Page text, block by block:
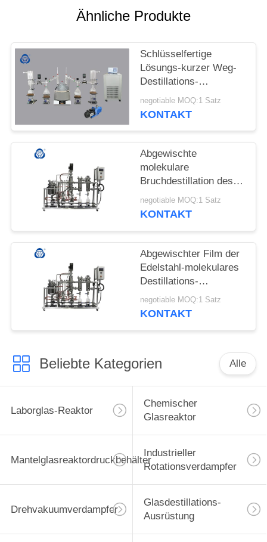
DATENSCHUTZRICHTLINIE
Ähnliche Produkte
Schlüsselfertige
Lösungs-kurzer Weg-
Destillations-
Ausrüstungs-
Kräuterextraktions-
negotiable MOQ:1 Satz
KONTAKT
Abgewischte
molekulare
Bruchdestillation des
Filmes des Edelstahls
negotiable MOQ:1 Satz
KONTAKT
Abgewischter Film der
Edelstahl-molekulares
Destillations-
Ausrüstungs-
Verdampfungszone-
negotiable MOQ:1 Satz
KONTAKT
Beliebte Kategorien Alle
Laborglas-Reaktor
Chemischer
Glasreaktor
Mantelglasreaktordruckbehälter
Industrieller
Rotationsverdampfer
Drehvakuumverdampfer
Glasdestillations-
Ausrüstung